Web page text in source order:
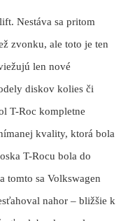
Nestáva sa pritom
zvonku, ale toto je ten
len nové
diskov kolies či
T-Roc kompletne
kvality, ktorá bola
T-Rocu bola do
tomto sa Volkswagen
nahor – bližšie k